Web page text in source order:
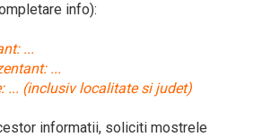
info):
...
...
... (inclusiv localitate si judet)
informatii, soliciti mostrele